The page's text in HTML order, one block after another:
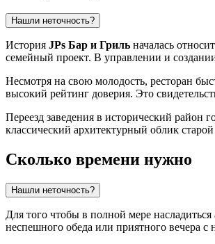
Нашли неточность?
История JPs Бар и Гриль началась
семейный проект. В управлении и
Несмотря на свою молодость, ресторан
высокий рейтинг доверия. Это
Переезд заведения в исторический район
классический архитектурный облик
Сколько времени нужно
Нашли неточность?
Для того чтобы в полной мере
неспешного обеда или приятного вечера